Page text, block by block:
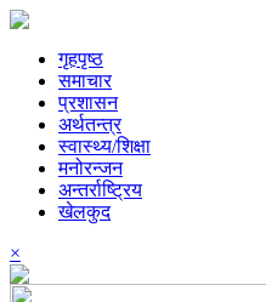
गृहपृष्ठ
समाचार
प्रशासन
अर्थतन्त्र
स्वास्थ्य/शिक्षा
मनोरन्जन
अन्तर्राष्ट्रिय
खेलकुद
×